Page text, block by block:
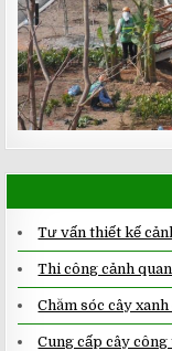
Tư vấn thiết kế
Thi công cảnh quan
Chăm sóc cây
Cung cấp cây